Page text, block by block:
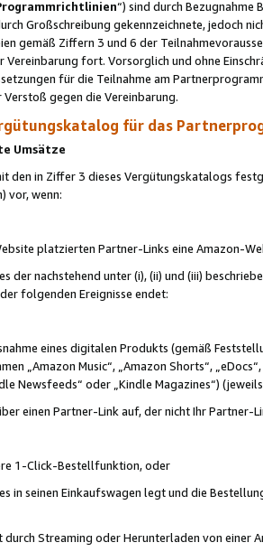
“) sind durch Bezugnahme
Großschreibung gekennzeichnete, jedoch
gemäß Ziffern 3 und 6 der
fort. Vorsorglich und ohne
für die Teilnahme am
gegen die Vereinbarung.
für das
Umsätze
den in Ziffer 3 dieses Vergütungskatalogs
vor, wenn:
platzierten Partner-Links eine Amazon-
nachstehend unter (i), (ii) und (iii)
folgenden Ereignisse endet:
eines digitalen Produkts (gemäß
„Amazon Music“, „Amazon Shorts“,
Newsfeeds“ oder „Kindle Magazines“) (jeweils
einen Partner-Link auf, der nicht Ihr Partner-
1-Click-Bestellfunktion, oder
in seinen Einkaufswagen legt und die
Streaming oder Herunterladen von einer